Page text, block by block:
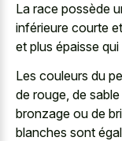
La race possède
inférieure courte
et plus épaisse
Les couleurs du
de rouge, de
bronzage ou de
blanches sont